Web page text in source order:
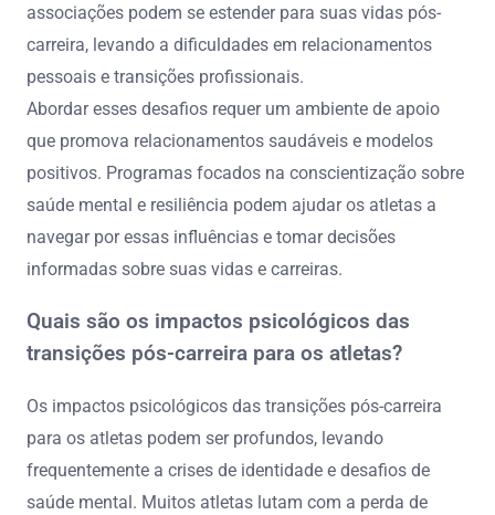
associações podem se estender para suas vidas pós-
carreira, levando a dificuldades em relacionamentos
pessoais e transições profissionais.
Abordar esses desafios requer um ambiente de apoio
que promova relacionamentos saudáveis e modelos
positivos. Programas focados na conscientização sobre
saúde mental e resiliência podem ajudar os atletas a
navegar por essas influências e tomar decisões
informadas sobre suas vidas e carreiras.
Quais são os impactos psicológicos das
transições pós-carreira para os atletas?
Os impactos psicológicos das transições pós-carreira
para os atletas podem ser profundos, levando
frequentemente a crises de identidade e desafios de
saúde mental. Muitos atletas lutam com a perda de